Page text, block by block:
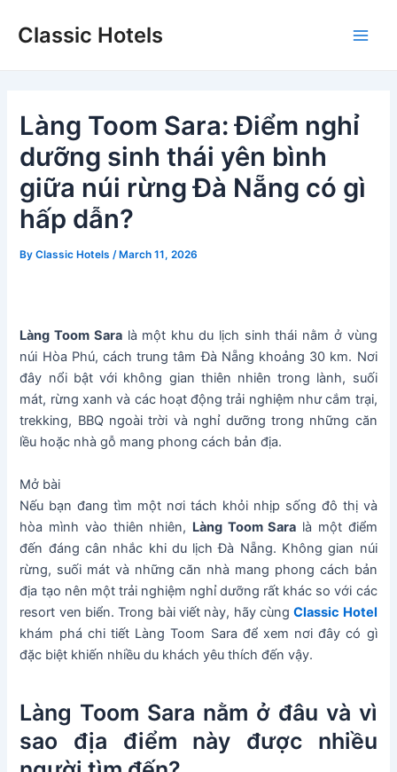
Classic Hotels
Làng Toom Sara: Điểm nghỉ
dưỡng sinh thái yên bình
giữa núi rừng Đà Nẵng có gì
hấp dẫn?
ByClassic Hotels /March 11, 2026
Làng Toom Saralà một khu du lịch sinh thái nằm ở vùng
núi Hòa Phú, cách trung tâm Đà Nẵng khoảng 30 km. Nơi
đây nổi bật với không gian thiên nhiên trong lành, suối
mát, rừng xanh và các hoạt động trải nghiệm như cắm trại,
trekking, BBQ ngoài trời và nghỉ dưỡng trong những căn
lều hoặc nhà gỗ mang phong cách bản địa.
Mở bài
Nếu bạn đang tìm một nơi tách khỏi nhịp sống đô thị và
hòa mình vào thiên nhiên, Làng Toom Sara là một điểm
đến đáng cân nhắc khi du lịch Đà Nẵng. Không gian núi
rừng, suối mát và những căn nhà mang phong cách bản
địa tạo nên một trải nghiệm nghỉ dưỡng rất khác so với các
resort ven biển. Trong bài viết này, hãy cùngClassic Hotel
khám phá chi tiết Làng Toom Sara để xem nơi đây có gì
đặc biệt khiến nhiều du khách yêu thích đến vậy.
Làng Toom Sara nằm ở đâu và vì
sao địa điểm này được nhiều